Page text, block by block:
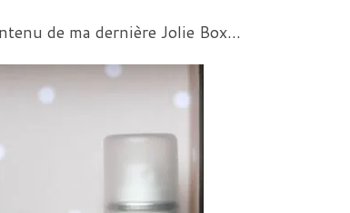
de ma dernière Jolie Box…